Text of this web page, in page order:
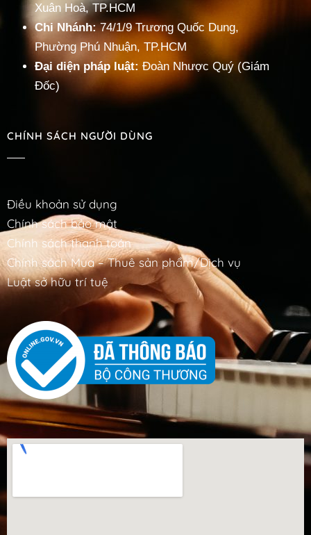
Xuân Hoà, TP.HCM
Chi Nhánh:74/1/9 Trương Quốc Dung,
Phường Phú Nhuận, TP.HCM
Đại diện pháp luật: Đoàn Nhược Quý (Giám
Đốc)
CHÍNH SÁCH NGƯỜI DÙNG
Điều khoản sử dụng
Chính sách bảo mật
Chính sách thanh toán
Chính sách Mua – Thuê sản phẩm/Dịch vụ
Luật sở hữu trí tuệ